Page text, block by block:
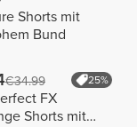
Shorts mit
Bund
€34.99 25%
FX
Shorts mit